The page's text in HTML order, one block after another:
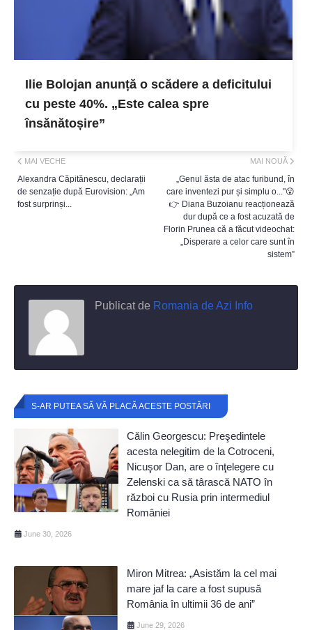
Ilie Bolojan anunță o scădere a deficitului
cu peste 40%. „Este calea spre
însănătoșire”
MAI NOUĂ
„Genul ăsta de atac furibund, în
care inventezi pur și simplu o..."😮
👉 Diana Buzoianu reacționează
dur după ce a fost acuzată de
Florin Prunea că a făcut videochat:
„Disperare a celor care sunt în
sistem”
MAI VECHE
Alexandra Căpitănescu, declarații
de senzație după Eurovision: „Am
fost surprinși...
Publicat de Romania de Azi Info
S-AR PUTEA SĂ VĂ PLACĂ ACESTE POSTĂRI
Călin Georgescu: Preşedintele
acesta nelegitim de la Cotroceni,
Nicuşor Dan, are o înţelegere cu
Zelenski ca să târască NATO în
război cu Rusia prin intermediul
României
June 30, 2026
Miron Mitrea: „Asistăm la cel mai
mare jaf la care a fost supusă
România în ultimii 36 de ani”
June 29, 2026